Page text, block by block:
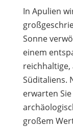
In Apulien
Sonne
einem
reichhaltige,
Süditaliens.
erwarten
großem